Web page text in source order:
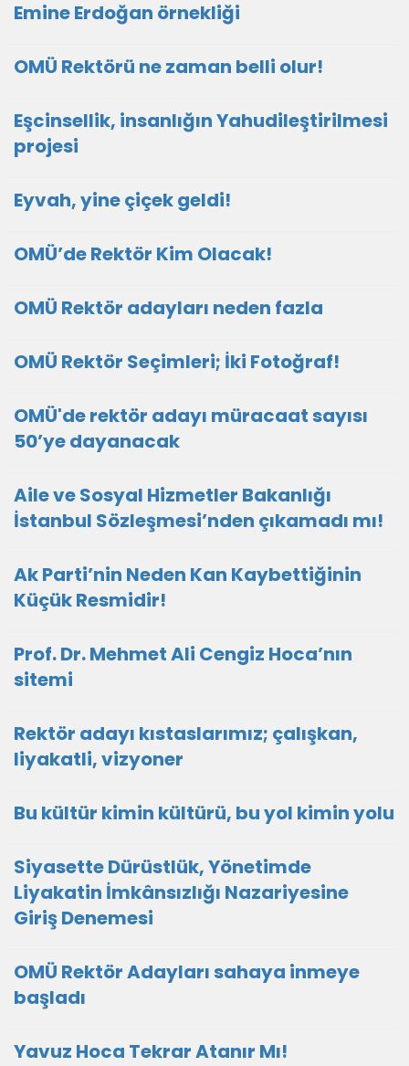
Emine Erdoğan örnekliği
OMÜ Rektörü ne zaman belli olur!
Eşcinsellik, insanlığın Yahudileştirilmesi
projesi
Eyvah, yine çiçek geldi!
OMÜ’de Rektör Kim Olacak!
OMÜ Rektör adayları neden fazla
OMÜ Rektör Seçimleri; İki Fotoğraf!
OMÜ'de rektör adayı müracaat sayısı
50’ye dayanacak
Aile ve Sosyal Hizmetler Bakanlığı
İstanbul Sözleşmesi’nden çıkamadı mı!
Ak Parti’nin Neden Kan Kaybettiğinin
Küçük Resmidir!
Prof. Dr. Mehmet Ali Cengiz Hoca’nın
sitemi
Rektör adayı kıstaslarımız; çalışkan,
liyakatli, vizyoner
Bu kültür kimin kültürü, bu yol kimin yolu
Siyasette Dürüstlük, Yönetimde
Liyakatin İmkânsızlığı Nazariyesine
Giriş Denemesi
OMÜ Rektör Adayları sahaya inmeye
başladı
Yavuz Hoca Tekrar Atanır Mı!